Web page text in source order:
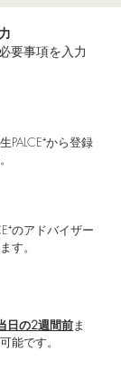
要事項を入力
PALCE⁺から登録
⁺のアドバイザー
す。
日の2週間前ま
能です。